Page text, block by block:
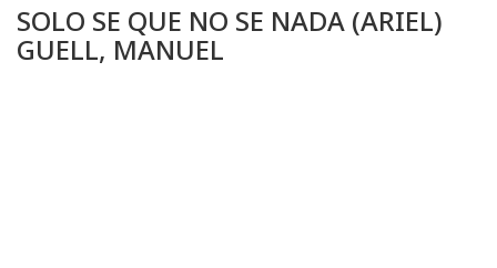
SOLO SE QUE NO SE NADA (ARIEL)
GUELL, MANUEL